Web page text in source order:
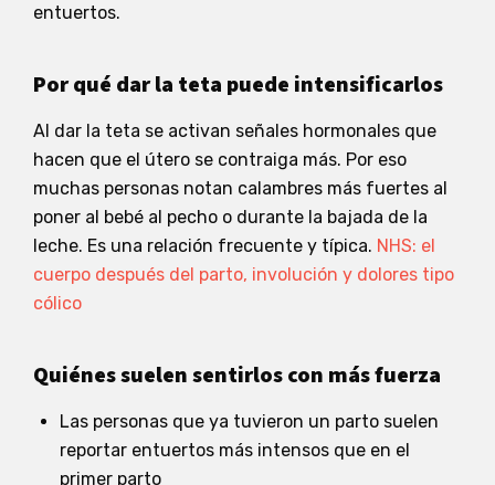
entuertos.
Por qué dar la teta puede intensificarlos
Al dar la teta se activan señales hormonales que
hacen que el útero se contraiga más. Por eso
muchas personas notan calambres más fuertes al
poner al bebé al pecho o durante la bajada de la
leche. Es una relación frecuente y típica. NHS: el
cuerpo después del parto, involución y dolores tipo
cólico
Quiénes suelen sentirlos con más fuerza
Las personas que ya tuvieron un parto suelen
reportar entuertos más intensos que en el
primer parto